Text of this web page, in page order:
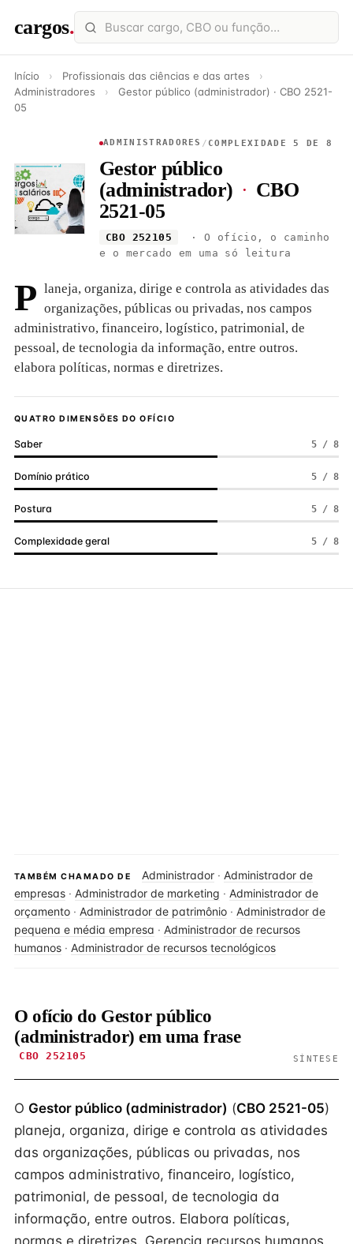
cargos.
Início › Profissionais das ciências e das artes
›
Administradores
›
Gestor público (administrador) · CBO 2521-
05
ADMINISTRADORES / COMPLEXIDADE 5 DE 8
Gestor público
(administrador) · CBO
2521-05
CBO 252105
· O ofício, o caminho
e o mercado em uma só leitura
P laneja, organiza, dirige e controla as atividades das
organizações, públicas ou privadas, nos campos
administrativo, financeiro, logístico, patrimonial, de
pessoal, de tecnologia da informação, entre outros.
elabora políticas, normas e diretrizes.
QUATRO DIMENSÕES DO OFÍCIO
Saber 5 / 8
Domínio prático 5 / 8
Postura 5 / 8
Complexidade geral 5 / 8
TAMBÉM CHAMADO DE Administrador · Administrador de
empresas · Administrador de marketing · Administrador de
orçamento · Administrador de patrimônio · Administrador de
pequena e média empresa · Administrador de recursos
humanos · Administrador de recursos tecnológicos
O ofício do Gestor público
(administrador) em uma frase
CBO 252105 SÍNTESE
O Gestor público (administrador) (CBO 2521-05)
planeja, organiza, dirige e controla as atividades
das organizações, públicas ou privadas, nos
campos administrativo, financeiro, logístico,
patrimonial, de pessoal, de tecnologia da
informação, entre outros. Elabora políticas,
normas e diretrizes. Gerencia recursos humanos,